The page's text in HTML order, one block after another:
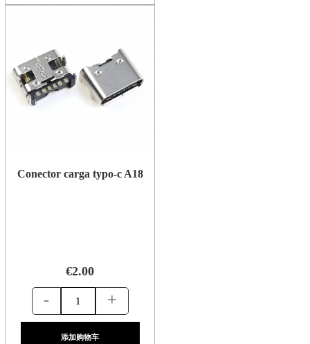
Conector carga typo-c A18
€2.00
- +
添加购物车